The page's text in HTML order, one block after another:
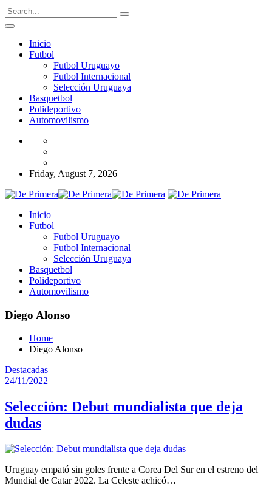
Inicio
Futbol
Futbol Uruguayo
Futbol Internacional
Selección Uruguaya
Basquetbol
Polideportivo
Automovilismo
Friday, August 7, 2026
Inicio
Futbol
Futbol Uruguayo
Futbol Internacional
Selección Uruguaya
Basquetbol
Polideportivo
Automovilismo
Diego Alonso
Home
Diego Alonso
Destacadas
24/11/2022
Selección: Debut mundialista que deja
dudas
Uruguay empató sin goles frente a Corea Del Sur en el estreno del
Mundial de Catar 2022. La Celeste achicó…